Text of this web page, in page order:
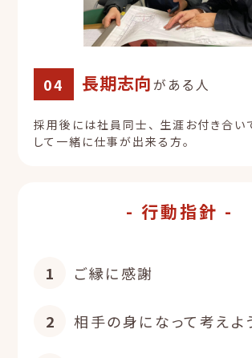
04 長期志向がある人
採用後には社員同士、 生涯お付き合い
して一緒に仕事が出来る方。
- 行動指針 -
1 ご縁に感謝
2 相手の身になって考えよ